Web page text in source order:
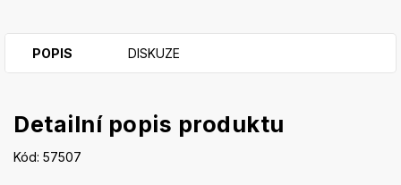
POPIS DISKUZE
Detailní popis produktu
Kód: 57507